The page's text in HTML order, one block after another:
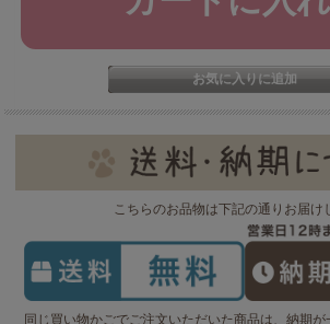
こちらのお品物は下記の通りお届け
同じ買い物かごでご注文いただいた商品は、納期